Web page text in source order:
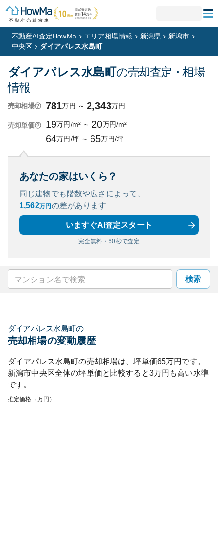
不動産AI査定HowMa エリア相場情報 新潟県
新潟市
中央区
ダイアパレス水島町
ダイアパレス水島町の売却査定・相場
情報
売却相場 781万円 ～ 2,343万円
売却単価 19万円/m² ～ 20万円/m²
64万円/坪 ～ 65万円/坪
あなたの家はいくら？
同じ建物でも階数や広さによって、
1,562万円 の差があります
いますぐAI査定スタート
完全無料・60秒で査定
検索
ダイアパレス水島町の
売却相場の変動履歴
ダイアパレス水島町の売却相場は、坪単価65万円です。
新潟市中央区全体の坪単価と比較すると3万円も高い水準
です。
推定価格（万円）